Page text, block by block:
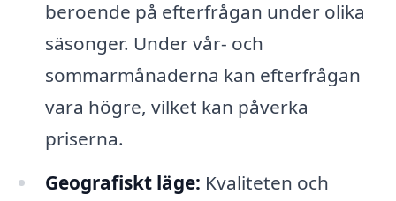
beroende på efterfrågan under olika
säsonger. Under vår- och
sommarmånaderna kan efterfrågan
vara högre, vilket kan påverka
priserna.
Geografiskt läge: Kvaliteten och